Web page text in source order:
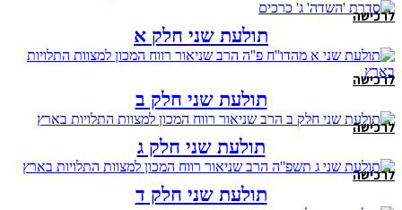
לרכישה
תולעת שני חלק א
לרכישה
תולעת שני חלק ב
לרכישה
תולעת שני חלק ג
לרכישה
תולעת שני חלק ד